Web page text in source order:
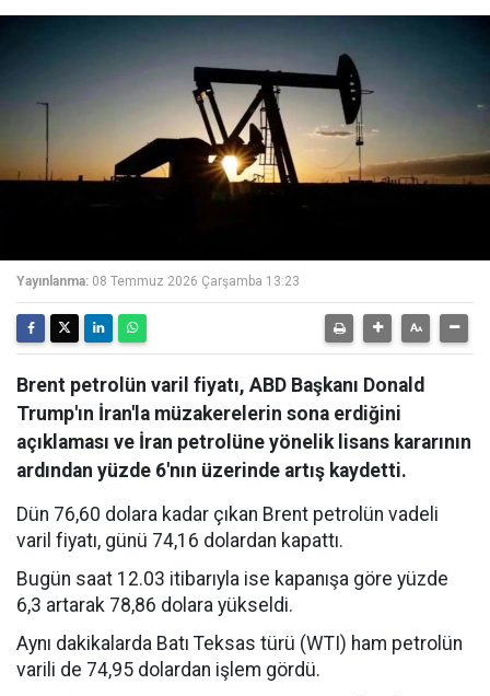
Yayınlanma: 08 Temmuz 2026 Çarşamba 13:23
Brent petrolün varil fiyatı, ABD Başkanı Donald
Trump'ın İran'la müzakerelerin sona erdiğini
açıklaması ve İran petrolüne yönelik lisans kararının
ardından yüzde 6'nın üzerinde artış kaydetti.
Dün 76,60 dolara kadar çıkan Brent petrolün vadeli
varil fiyatı, günü 74,16 dolardan kapattı.
Bugün saat 12.03 itibarıyla ise kapanışa göre yüzde
6,3 artarak 78,86 dolara yükseldi.
Aynı dakikalarda Batı Teksas türü (WTI) ham petrolün
varili de 74,95 dolardan işlem gördü.